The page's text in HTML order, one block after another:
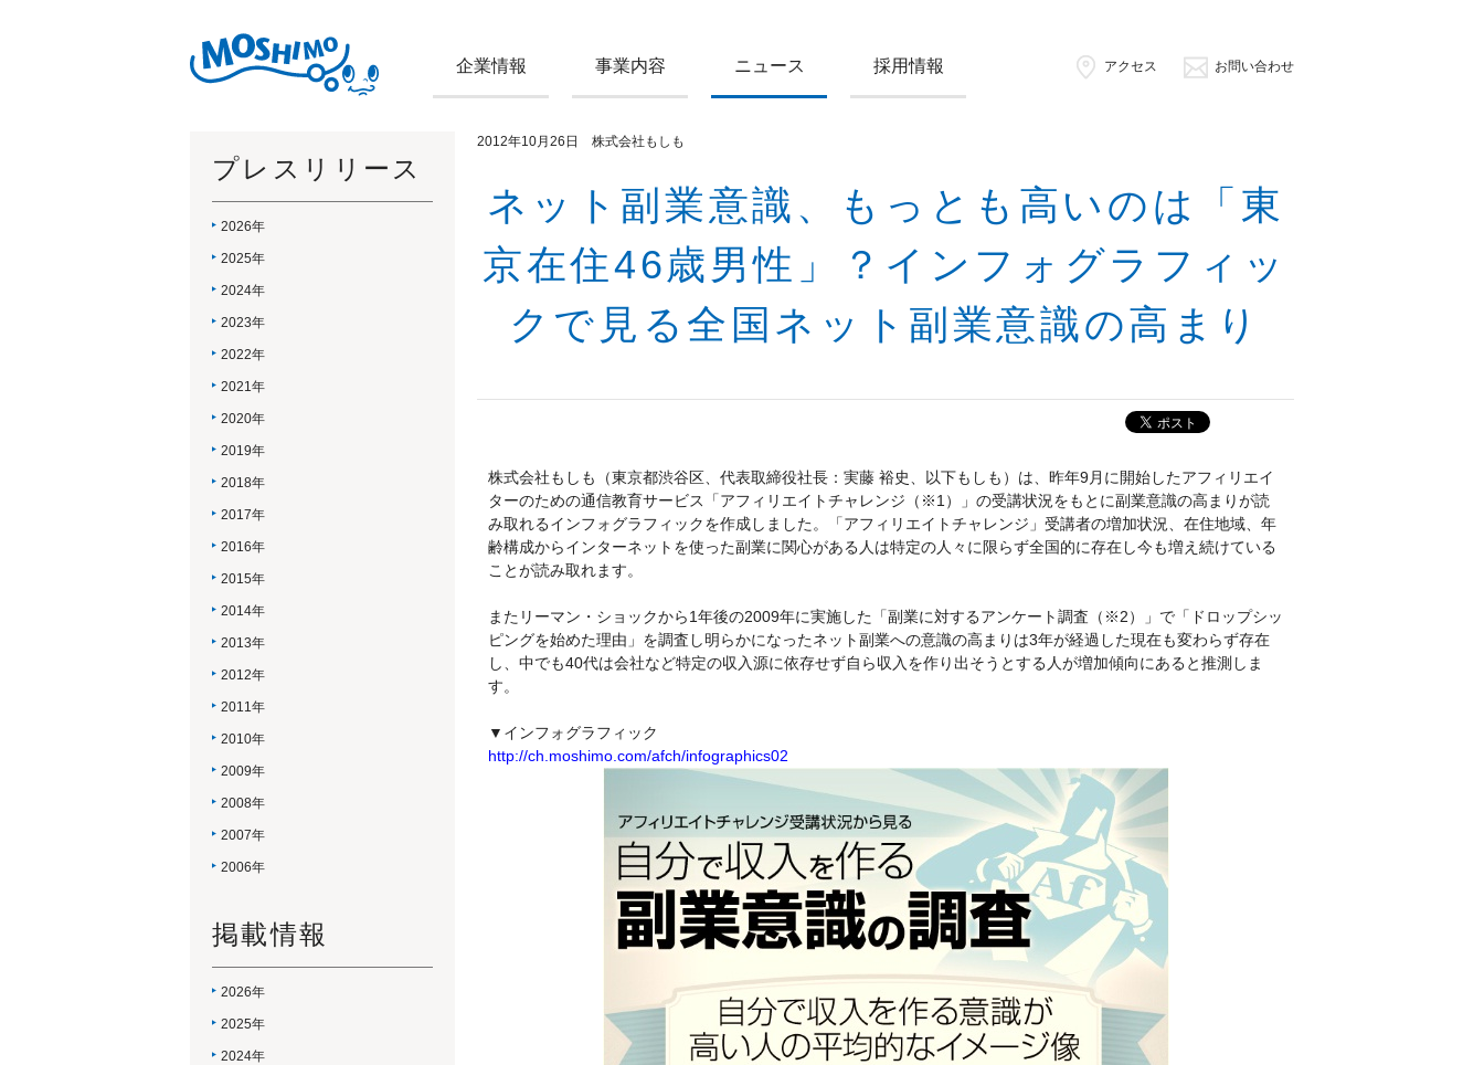
企業情報 事業内容 ニュース 採用情報 アクセス お問い合わせ
ネット副業意識、もっとも高いのは「東
京在住46歳男性」？インフォグラフィッ
クで見る全国ネット副業意識の高まり
2012年10月26日 株式会社もしも
株式会社もしも（東京都渋谷区、代表取締役社長：実藤 裕史、以下もしも）は、昨年9月に開始したアフィリエイ
ターのための通信教育サービス「アフィリエイトチャレンジ（※1）」の受講状況をもとに副業意識の高まりが読
み取れるインフォグラフィックを作成しました。「アフィリエイトチャレンジ」受講者の増加状況、在住地域、年
齢構成からインターネットを使った副業に関心がある人は特定の人々に限らず全国的に存在し今も増え続けている
ことが読み取れます。
またリーマン・ショックから1年後の2009年に実施した「副業に対するアンケート調査（※2）」で「ドロップシッ
ピングを始めた理由」を調査し明らかになったネット副業への意識の高まりは3年が経過した現在も変わらず存在
し、中でも40代は会社など特定の収入源に依存せず自ら収入を作り出そうとする人が増加傾向にあると推測しま
す。
▼インフォグラフィック
http://ch.moshimo.com/afch/infographics02
プレスリリース
2026年
2025年
2024年
2023年
2022年
2021年
2020年
2019年
2018年
2017年
2016年
2015年
2014年
2013年
2012年
2011年
2010年
2009年
2008年
2007年
2006年
掲載情報
2026年
2025年
2024年